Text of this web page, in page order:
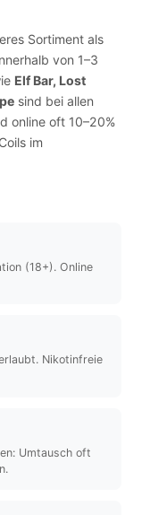
Sortiment als
von 1–3
Elf Bar, Lost
sind bei allen
online oft 10–20%
im
(18+). Online
Nikotinfreie
Umtausch oft